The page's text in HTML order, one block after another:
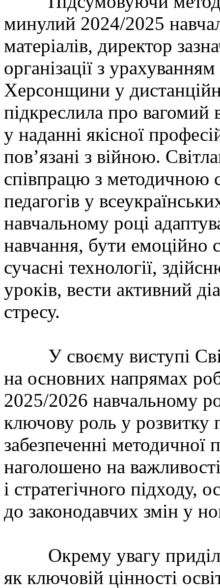
минулий 2024/2025
матеріалів, директор
організації з
Херсонщини у
підкреслила про вагомий
у наданні якісної
пов’язані з війною.
співпрацю з методичною
педагогів у
навчальному році
навчання, бути емоційно
сучасні технології,
уроків, вести активний
стресу.
У своєму виступі
на основних напрямах
2025/2026 навчальному
ключову роль у розвитку
забезпеченні методичної
наголошено на
і стратегічного підходу,
до законодавчих змін у
Окрему увагу
як ключовій цінності